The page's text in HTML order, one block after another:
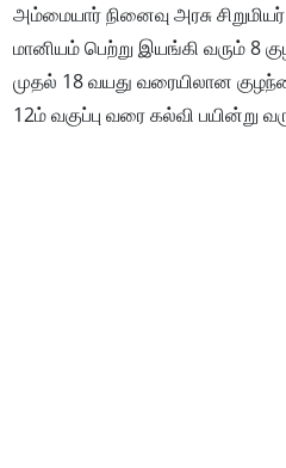
அம்மையார் நினைவு அரசு
மானியம் பெற்று இயங்கி வரும் 8
முதல் 18 வயது வரையிலான
12ம் வகுப்பு வரை கல்வி பயின்று